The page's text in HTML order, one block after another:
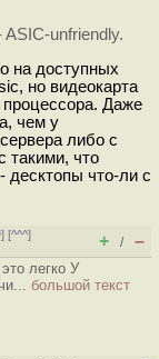
unfriendly.
на доступных
но видеокарта
Даже
чем у
либо с
такими, что
десктопы что-ли с
] [^^^]
+ / –
легко У
большой текст